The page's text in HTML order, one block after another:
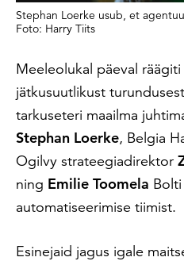
Stephan Loerke usub, et
Foto: Harry Tiits
Meeleolukal päeval
jätkusuutlikust
tarkuseteri maailma
Stephan Loerke, Belgia
Ogilvy strateegiadirektor
ning Emilie Toomela
automatiseerimise tiimist.
Esinejaid jagus igale